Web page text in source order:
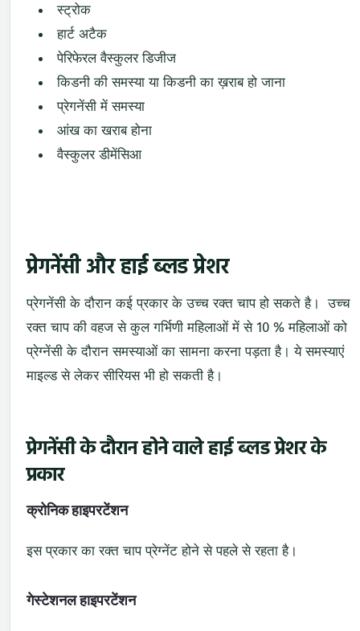
स्ट्रोक
हार्ट अटैक
पेरिफेरल वैस्कुलर डिजीज
किडनी की समस्या या किडनी का ख़राब हो जाना
प्रेगनेंसी में समस्या
आंख का खराब होना
वैस्कुलर डीमेंसिआ
प्रेगनेंसी और हाई ब्लड प्रेशर
प्रेगनेंसी के दौरान कई प्रकार के उच्च रक्त चाप हो सकते है। उच्च
रक्त चाप की वहज से कुल गर्भिणी महिलाओं में से 10 % महिलाओं को
प्रेग्नेंसी के दौरान समस्याओं का सामना करना पड़ता है। ये समस्याएं
माइल्ड से लेकर सीरियस भी हो सकती है।
प्रेगनेंसी के दौरान होने वाले हाई ब्लड प्रेशर के
प्रकार
क्रोनिक हाइपरटेंशन
इस प्रकार का रक्त चाप प्रेग्नेंट होने से पहले से रहता है।
गेस्टेशनल हाइपरटेंशन